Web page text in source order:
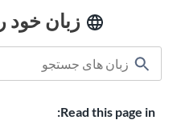
زبان خود
Read this page in: